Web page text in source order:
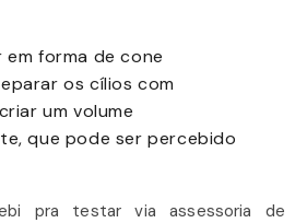
em forma de cone
os cílios com
um volume
que pode ser percebido
pra testar via assessoria de